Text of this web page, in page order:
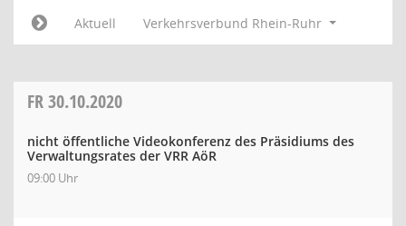
Aktuell
Verkehrsverbund Rhein-Ruhr
FR30.10.2020
nicht öffentliche Videokonferenz des Präsidiums des
Verwaltungsrates der VRR AöR
09:00 Uhr